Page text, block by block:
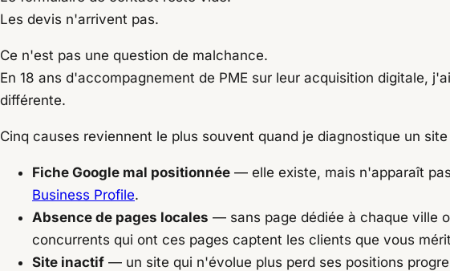
Les devis n'arrivent pas.
Ce n'est pas une question de malchance.
En 18 ans d'accompagnement de PME sur leur acquisition digitale,
différente.
Cinq causes reviennent le plus souvent quand je diagnostique un
Fiche Google mal positionnée — elle existe, mais n'apparaît
Business Profile.
Absence de pages locales — sans page dédiée à chaque ville
concurrents qui ont ces pages captent les clients que vous
Site inactif — un site qui n'évolue plus perd ses positions